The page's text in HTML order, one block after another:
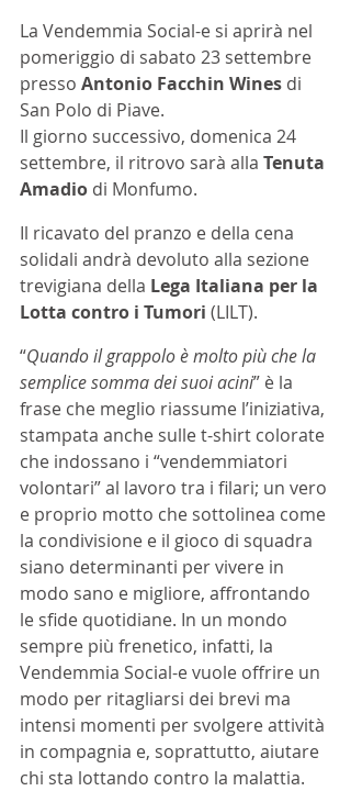
La Vendemmia Social-e si aprirà nel
pomeriggio di sabato 23 settembre
presso Antonio Facchin Wines di
San Polo di Piave.
Il giorno successivo, domenica 24
settembre, il ritrovo sarà alla Tenuta
Amadio di Monfumo.
Il ricavato del pranzo e della cena
solidali andrà devoluto alla sezione
trevigiana della Lega Italiana per la
Lotta contro i Tumori (LILT).
“Quando il grappolo è molto più che la
semplice somma dei suoi acini” è la
frase che meglio riassume l’iniziativa,
stampata anche sulle t-shirt colorate
che indossano i “vendemmiatori
volontari” al lavoro tra i filari; un vero
e proprio motto che sottolinea come
la condivisione e il gioco di squadra
siano determinanti per vivere in
modo sano e migliore, affrontando
le sfide quotidiane. In un mondo
sempre più frenetico, infatti, la
Vendemmia Social-e vuole offrire un
modo per ritagliarsi dei brevi ma
intensi momenti per svolgere attività
in compagnia e, soprattutto, aiutare
chi sta lottando contro la malattia.